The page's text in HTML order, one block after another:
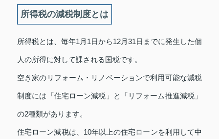
所得税の減税制度とは
所得税とは、毎年1月1日から12月31日までに発生した個
人の所得に対して課される国税です。
空き家のリフォーム・リノベーションで利用可能な減税
制度には「住宅ローン減税」と「リフォーム推進減税」
の2種類があります。
住宅ローン減税は、10年以上の住宅ローンを利用して中